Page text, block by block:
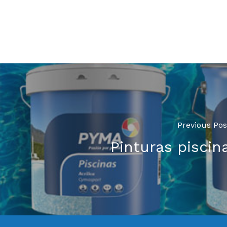
Previous
Pinturas